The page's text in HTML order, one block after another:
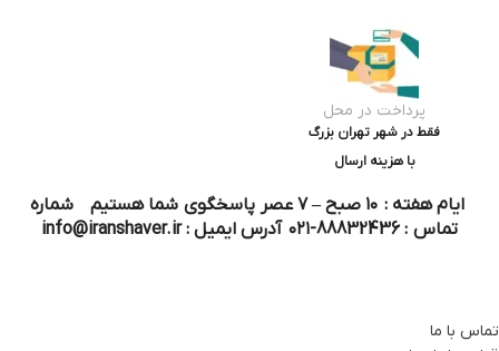
پرداخت در محل
فقط در شهر تهران بزرگ
با هزینه ارسال
ایام هفته : ۱۰ صبح – ۷ عصر پاسخگوی شما هستیم شماره
تماس : 88832436-۰۲۱ آدرس ایمیل : info@iranshaver.ir
تماس با ما